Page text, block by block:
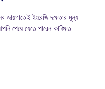
জায়গাতেই ইংরেজি দক্ষতার মূল্য
পেয়ে যেতে পারেন কাঙ্ক্ষিত